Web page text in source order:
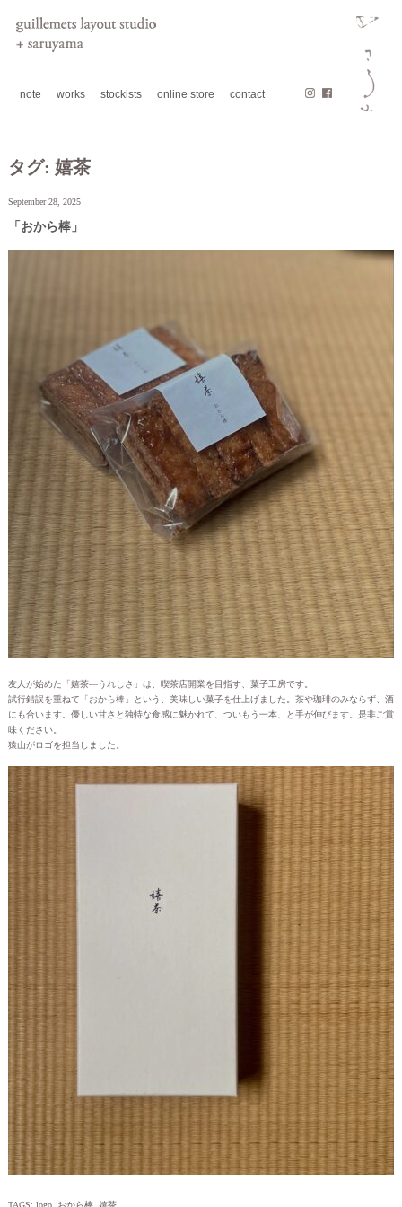
note works stockists online store contact
タグ: 嬉茶
September 28, 2025
「おから棒」
友人が始めた「嬉茶—うれしさ」は、喫茶店開業を目指す、菓子工房です。
試行錯誤を重ねて「おから棒」という、美味しい菓子を仕上げました。茶や珈琲のみならず、酒
にも合います。優しい甘さと独特な食感に魅かれて、ついもう一本、と手が伸びます。是非ご賞
味ください。
猿山がロゴを担当しました。
TAGS: logo おから棒 嬉茶